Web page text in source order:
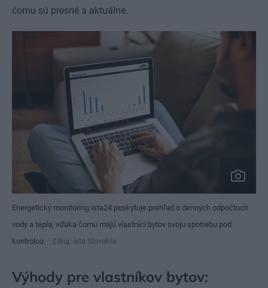
čomu sú presné a aktuálne.
Energetický monitoring ista24 poskytuje prehľad o denných odpočtoch
vody a tepla, vďaka čomu majú vlastníci bytov svoju spotrebu pod
kontrolou.
Zdroj: ista Slovakia
Výhody pre vlastníkov bytov: